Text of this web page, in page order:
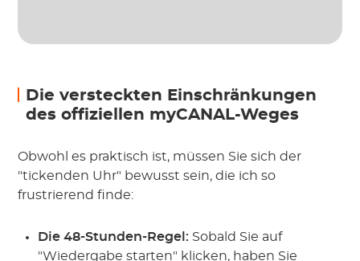
Die versteckten Einschränkungen
des offiziellen myCANAL-Weges
Obwohl es praktisch ist, müssen Sie sich der
"tickenden Uhr" bewusst sein, die ich so
frustrierend finde:
Die 48-Stunden-Regel: Sobald Sie auf
"Wiedergabe starten" klicken, haben Sie